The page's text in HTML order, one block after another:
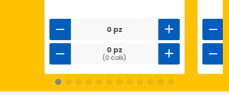
0 pz
0 pz
(0 colli)